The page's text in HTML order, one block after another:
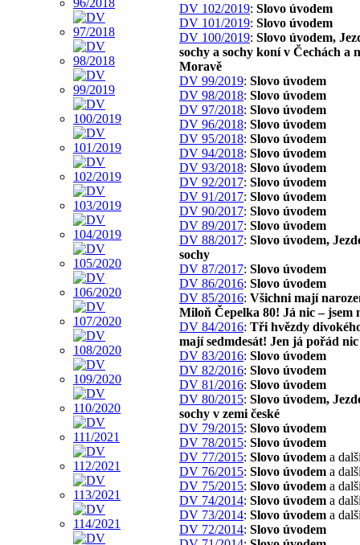
DV 102/2019: Slovo úvodem
DV 101/2019: Slovo úvodem
DV 100/2019: Slovo úvodem,
sochy a sochy koní v Čechách a
Moravě
DV 99/2019: Slovo úvodem
DV 98/2018: Slovo úvodem
DV 97/2018: Slovo úvodem
DV 96/2018: Slovo úvodem
DV 95/2018: Slovo úvodem
DV 94/2018: Slovo úvodem
DV 93/2018: Slovo úvodem
DV 92/2017: Slovo úvodem
DV 91/2017: Slovo úvodem
DV 90/2017: Slovo úvodem
DV 89/2017: Slovo úvodem
DV 88/2017: Slovo úvodem,
sochy
DV 87/2017: Slovo úvodem
DV 86/2016: Slovo úvodem
DV 85/2016: Všichni mají
Miloň Čepelka 80! Já nic – jsem
DV 84/2016: Tři hvězdy
mají sedmdesát! Jen já pořád nic
DV 83/2016: Slovo úvodem
DV 82/2016: Slovo úvodem
DV 81/2016: Slovo úvodem
DV 80/2015: Slovo úvodem,
sochy v zemi české
DV 79/2015: Slovo úvodem
DV 78/2015: Slovo úvodem
DV 77/2015: Slovo úvodem a
DV 76/2015: Slovo úvodem a
DV 75/2015: Slovo úvodem a
DV 74/2014: Slovo úvodem a
DV 73/2014: Slovo úvodem a
DV 72/2014: Slovo úvodem